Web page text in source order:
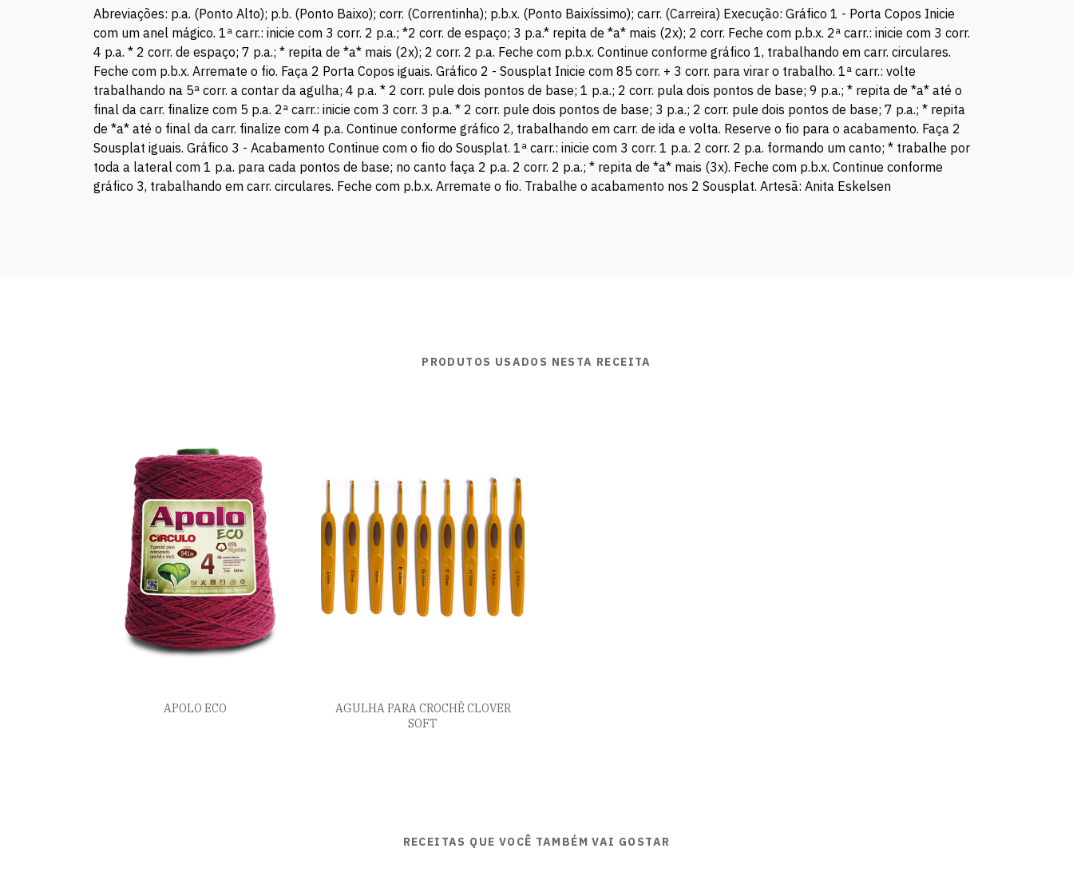
Abreviações: p.a. (Ponto Alto); p.b. (Ponto Baixo); corr. (Correntinha); p.b.x. (Ponto Baixíssimo); carr. (Carreira) Execução: Gráfico 1 - Porta Copos Inicie
com um anel mágico. 1ª carr.: inicie com 3 corr. 2 p.a.; *2 corr. de espaço; 3 p.a.* repita de *a* mais (2x); 2 corr. Feche com p.b.x. 2ª carr.: inicie com 3 corr.
4 p.a. * 2 corr. de espaço; 7 p.a.; * repita de *a* mais (2x); 2 corr. 2 p.a. Feche com p.b.x. Continue conforme gráfico 1, trabalhando em carr. circulares.
Feche com p.b.x. Arremate o fio. Faça 2 Porta Copos iguais. Gráfico 2 - Sousplat Inicie com 85 corr. + 3 corr. para virar o trabalho. 1ª carr.: volte
trabalhando na 5ª corr. a contar da agulha; 4 p.a. * 2 corr. pule dois pontos de base; 1 p.a.; 2 corr. pula dois pontos de base; 9 p.a.; * repita de *a* até o
final da carr. finalize com 5 p.a. 2ª carr.: inicie com 3 corr. 3 p.a. * 2 corr. pule dois pontos de base; 3 p.a.; 2 corr. pule dois pontos de base; 7 p.a.; * repita
de *a* até o final da carr. finalize com 4 p.a. Continue conforme gráfico 2, trabalhando em carr. de ida e volta. Reserve o fio para o acabamento. Faça 2
Sousplat iguais. Gráfico 3 - Acabamento Continue com o fio do Sousplat. 1ª carr.: inicie com 3 corr. 1 p.a. 2 corr. 2 p.a. formando um canto; * trabalhe por
toda a lateral com 1 p.a. para cada pontos de base; no canto faça 2 p.a. 2 corr. 2 p.a.; * repita de *a* mais (3x). Feche com p.b.x. Continue conforme
gráfico 3, trabalhando em carr. circulares. Feche com p.b.x. Arremate o fio. Trabalhe o acabamento nos 2 Sousplat. Artesã: Anita Eskelsen
PRODUTOS USADOS NESTA RECEITA
APOLO ECO
AGULHA PARA CROCHÊ CLOVER
SOFT
RECEITAS QUE VOCÊ TAMBÉM VAI GOSTAR